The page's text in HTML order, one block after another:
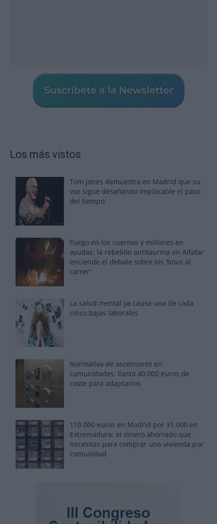
Los más vistos
Tom Jones demuestra en Madrid que su
voz sigue desafiando implacable el paso
del tiempo
Fuego en los cuernos y millones en
ayudas: la rebelión antitaurina en Alfafar
enciende el debate sobre los 'bous al
carrer'
La salud mental ya causa una de cada
cinco bajas laborales
Normativa de ascensores en
comunidades: hasta 40.000 euros de
coste para adaptarlos
110.000 euros en Madrid por 31.000 en
Extremadura: el dinero ahorrado que
necesitas para comprar una vivienda por
comunidad